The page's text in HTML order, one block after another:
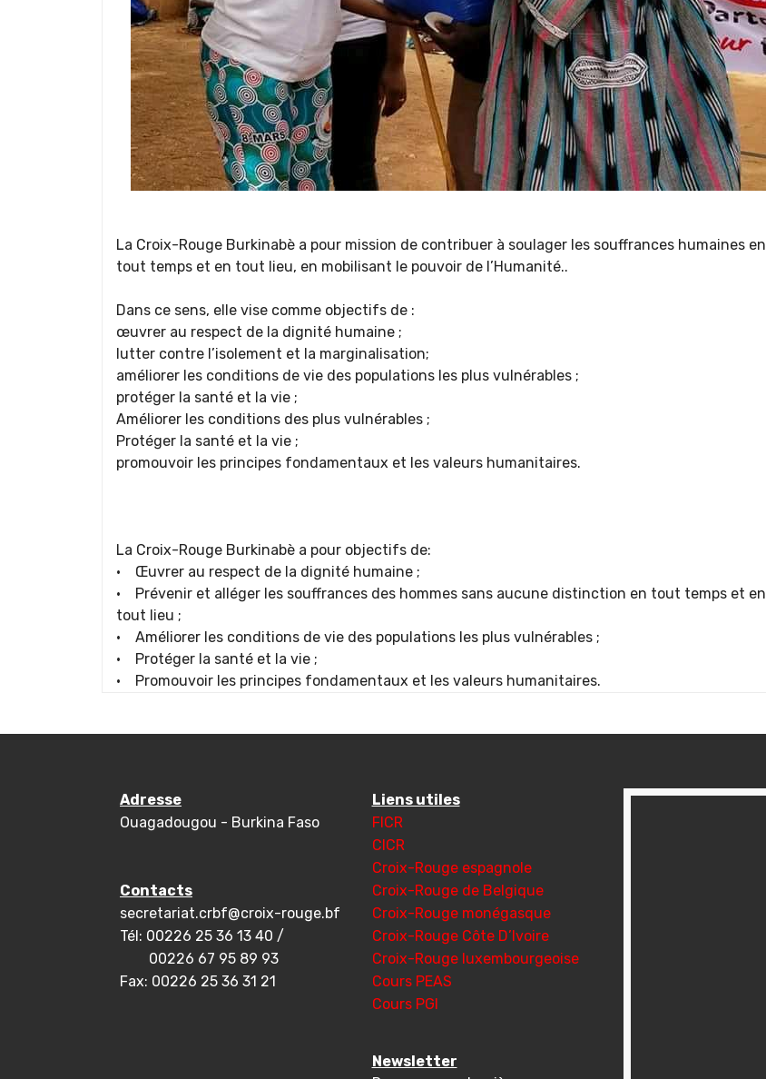
La Croix-Rouge Burkinabè a pour mission de contribuer à soulager les souffrances humaines en
tout temps et en tout lieu, en mobilisant le pouvoir de l’Humanité..
Dans ce sens, elle vise comme objectifs de :
œuvrer au respect de la dignité humaine ;
lutter contre l’isolement et la marginalisation;
améliorer les conditions de vie des populations les plus vulnérables ;
protéger la santé et la vie ;
Améliorer les conditions des plus vulnérables ;
Protéger la santé et la vie ;
promouvoir les principes fondamentaux et les valeurs humanitaires.
La Croix-Rouge Burkinabè a pour objectifs de:
• Œuvrer au respect de la dignité humaine ;
• Prévenir et alléger les souffrances des hommes sans aucune distinction en tout temps et en
tout lieu ;
• Améliorer les conditions de vie des populations les plus vulnérables ;
• Protéger la santé et la vie ;
• Promouvoir les principes fondamentaux et les valeurs humanitaires.
Adresse
Ouagadougou - Burkina Faso
Contacts
secretariat.crbf@croix-rouge.bf
Tél: 00226 25 36 13 40 /
00226 67 95 89 93
Fax: 00226 25 36 31 21
Liens utiles
FICR
CICR
Croix-Rouge espagnole
Croix-Rouge de Belgique
Croix-Rouge monégasque
Croix-Rouge Côte D’Ivoire
Croix-Rouge luxembourgeoise
Cours PEAS
Cours PGI
Newsletter